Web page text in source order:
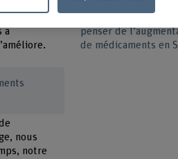
égard.
a
nous
notre
L’économiste de la
explique dans
penser de
de médicaments en